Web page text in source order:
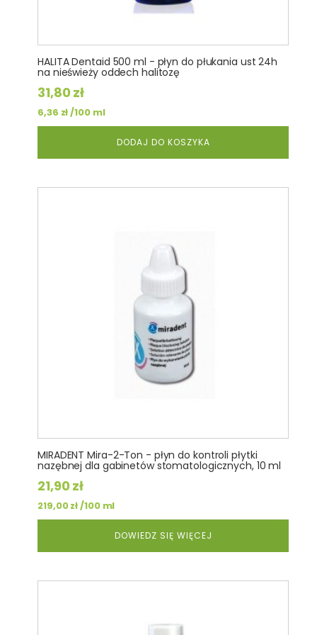
HALITA Dentaid 500 ml - płyn do płukania ust 24h
na nieświeży oddech halitozę
31,80 zł
6,36 zł/100 ml
DODAJ DO KOSZYKA
MIRADENT Mira-2-Ton - płyn do kontroli płytki
nazębnej dla gabinetów stomatologicznych, 10 ml
21,90 zł
219,00zł/100 ml
DOWIEDZ SIĘ WIĘCEJ